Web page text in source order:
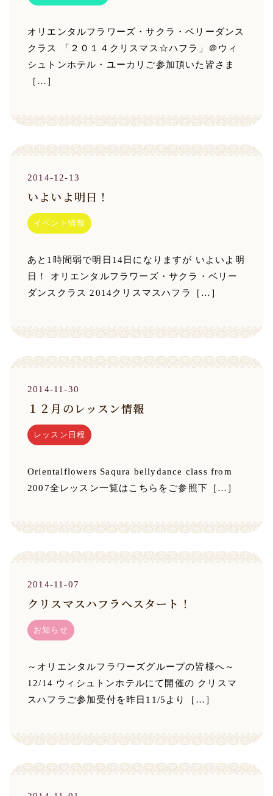
オリエンタルフラワーズ・サクラ・ベリーダンス
クラス 「２０１４クリスマス☆ハフラ」＠ウィ
シュトンホテル・ユーカリご参加頂いた皆さま
［…］
2014-12-13
いよいよ明日！
イベント情報
あと1時間弱で明日14日になりますが いよいよ明
日！ オリエンタルフラワーズ・サクラ・ベリー
ダンスクラス 2014クリスマスハフラ［…］
2014-11-30
１２月のレッスン情報
レッスン日程
Orientalflowers Saqura bellydance class from
2007全レッスン一覧はこちらをご参照下［…］
2014-11-07
クリスマスハフラへスタート！
お知らせ
～オリエンタルフラワーズグループの皆様へ～
12/14 ウィシュトンホテルにて開催の クリスマ
スハフラご参加受付を昨日11/5より［…］